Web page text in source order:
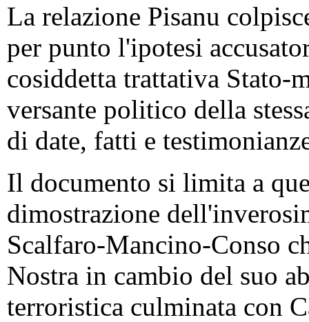
La relazione Pisanu
per punto l'ipotesi
cosiddetta trattativa Stato-
versante politico della
di date, fatti e
Il documento si limita a
dimostrazione
Scalfaro-Mancino-Conso
Nostra in cambio del suo
terroristica culminata con